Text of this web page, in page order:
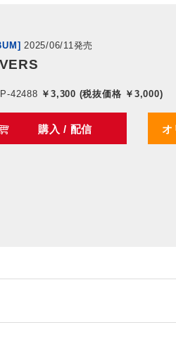
2025/06/11発売
42488 ￥3,300 (税抜価格 ￥3,000)
購入 / 配信 オ